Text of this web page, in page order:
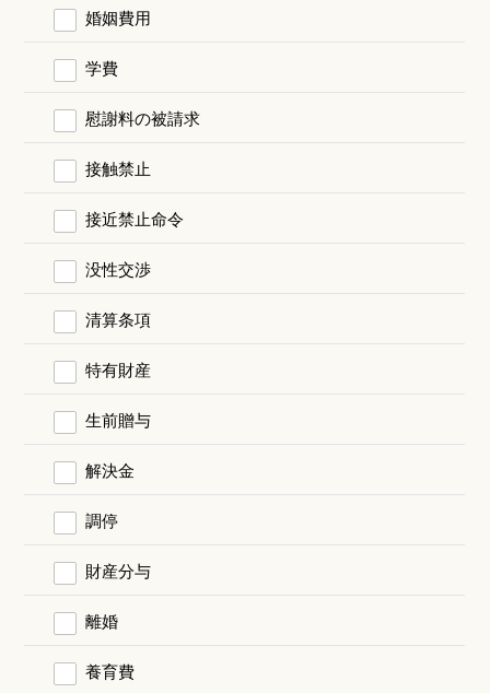
婚姻費用
学費
慰謝料の被請求
接触禁止
接近禁止命令
没性交渉
清算条項
特有財産
生前贈与
解決金
調停
財産分与
離婚
養育費